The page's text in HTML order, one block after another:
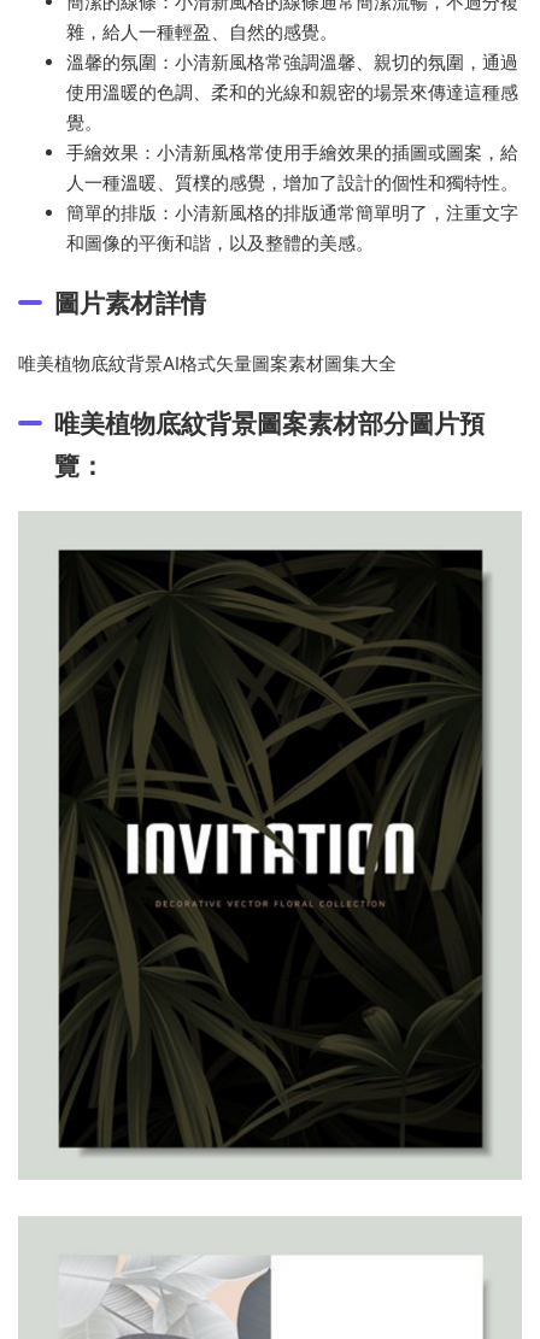
雜，給人一種輕盈、自然的感覺。
溫馨的氛圍：小清新風格常強調溫馨、親切的氛圍，通過
使用溫暖的色調、柔和的光線和親密的場景來傳達這種感
覺。
手繪效果：小清新風格常使用手繪效果的插圖或圖案，給
人一種溫暖、質樸的感覺，增加了設計的個性和獨特性。
簡單的排版：小清新風格的排版通常簡單明了，注重文字
和圖像的平衡和諧，以及整體的美感。
圖片素材詳情
唯美植物底紋背景AI格式矢量圖案素材圖集大全
唯美植物底紋背景圖案素材部分圖片預
覽：